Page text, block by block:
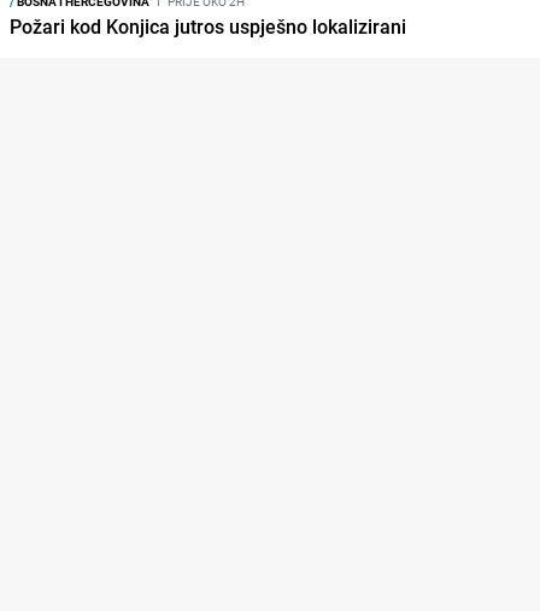
Požari kod Konjica jutros uspješno lokalizirani